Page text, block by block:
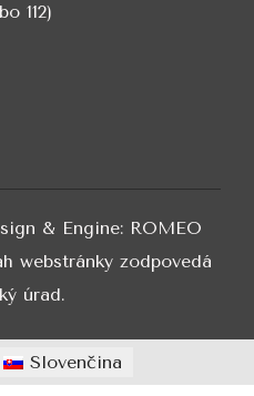
112)
& Engine: ROMEO
webstránky zodpovedá
úrad.
Slovenčina